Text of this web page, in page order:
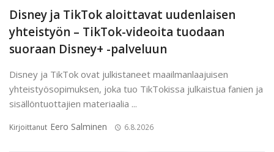
Disney ja TikTok aloittavat uudenlaisen
yhteistyön – TikTok-videoita tuodaan
suoraan Disney+ -palveluun
Disney ja TikTok ovat julkistaneet maailmanlaajuisen
yhteistyösopimuksen, joka tuo TikTokissa julkaistua fanien ja
sisällöntuottajien materiaalia ...
Kirjoittanut Eero Salminen 6.8.2026